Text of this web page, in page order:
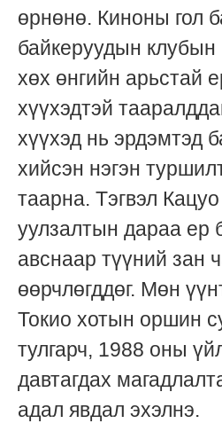
өрнөнө. Киноны гол
байкеруудын клубын
хөх өнгийн арьстай
хүүхэдтэй
хүүхэд нь эрдэмтэд
хийсэн нэгэн
таарна. Тэгвэл
уулзалтын дараа ер
авснаар түүний зан
өөрчлөгддөг. Мөн
Токио хотын оршин
тулгарч, 1988 оны
давтагдах
адал явдал эхэлнэ.